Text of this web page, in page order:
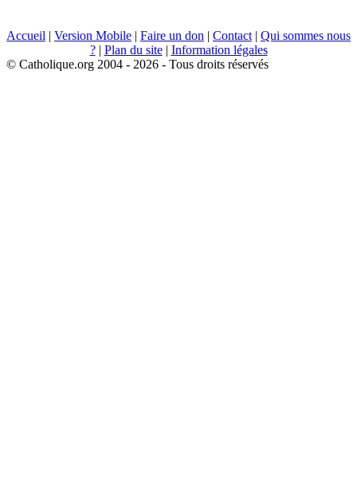
Accueil | Version Mobile | Faire un don | Contact | Qui sommes nous
?| Plan du site| Information légales
© Catholique.org 2004 - 2026 - Tous droits réservés